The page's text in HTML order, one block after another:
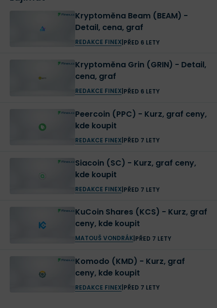
kryptoměnu oslabit a zároveň posílit nově vzniklý BSV.
Když se na vznik BSV podíváme z čistě korporátního
BSV je projekt vytvořený na
žádost a s podporou těžařské
společnosts CoinGeek, přičemž
jeho vývoj zahájila společnost
nChain. Projekt jménem BSV
komunity vlastní Bitcoinová
asociace se sídlem (v karibském
ostrovním státě) Antigua a
Barbuda.
Všechny 3 společnosti jsou přitom personálně
propojeny a to jak manažersky, tak i na úrovni
Kryptoměna Beam (BEAM) -
Detail, cena, graf
REDAKCE FINEX| PŘED 6 LETY
Kryptoměna Grin (GRIN) - Detail,
cena, graf
REDAKCE FINEX| PŘED 6 LETY
Peercoin (PPC) - Kurz, graf ceny,
kde koupit
REDAKCE FINEX| PŘED 7 LETY
Siacoin (SC) - Kurz, graf ceny,
kde koupit
REDAKCE FINEX| PŘED 7 LETY
KuCoin Shares (KCS) - Kurz, graf
ceny, kde koupit
MATOUŠ VONDRÁK| PŘED 7 LETY
Komodo (KMD) - Kurz, graf
ceny, kde koupit
REDAKCE FINEX| PŘED 7 LETY